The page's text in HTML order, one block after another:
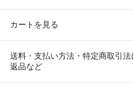
カートを見る
送料・支払い方法・特定商取引法
返品など